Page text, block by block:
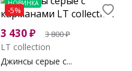
НОВИНКА
-5%
3 430₽ 3 800₽
LT collection
Джинсы серые с...